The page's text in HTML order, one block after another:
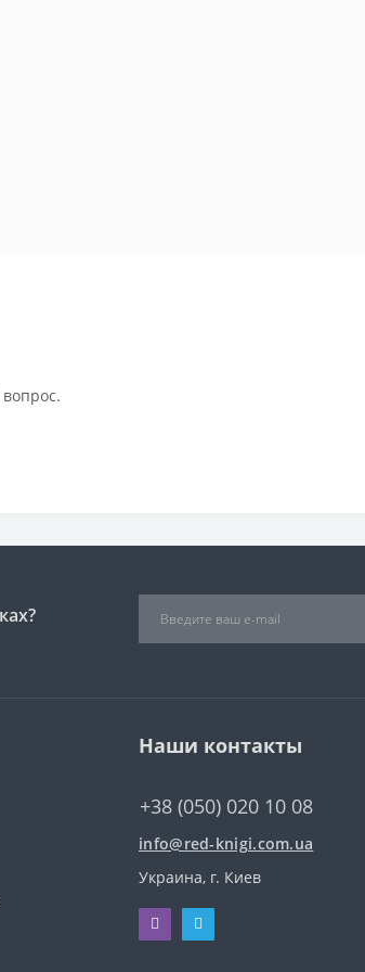
Наши контакты
+38 (050) 020 10 08
info@red-knigi.com.ua
Украина, г. Киев